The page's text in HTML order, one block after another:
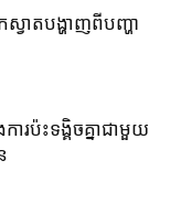
ស្វាតបង្ហាញពីបញ្ហា
ារប៉ះទង្គិចគ្នាជាមួយ